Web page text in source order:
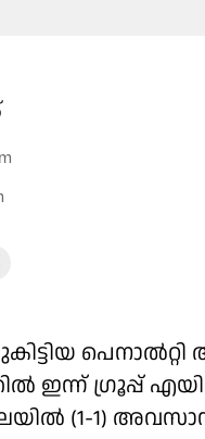
ഇന്ന് ഗ്രൂപ്പ്
(1-1)